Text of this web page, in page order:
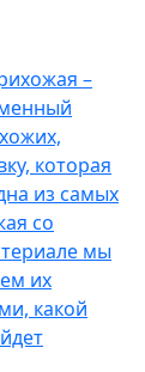
–
которая
из самых
со
мы
их
какой